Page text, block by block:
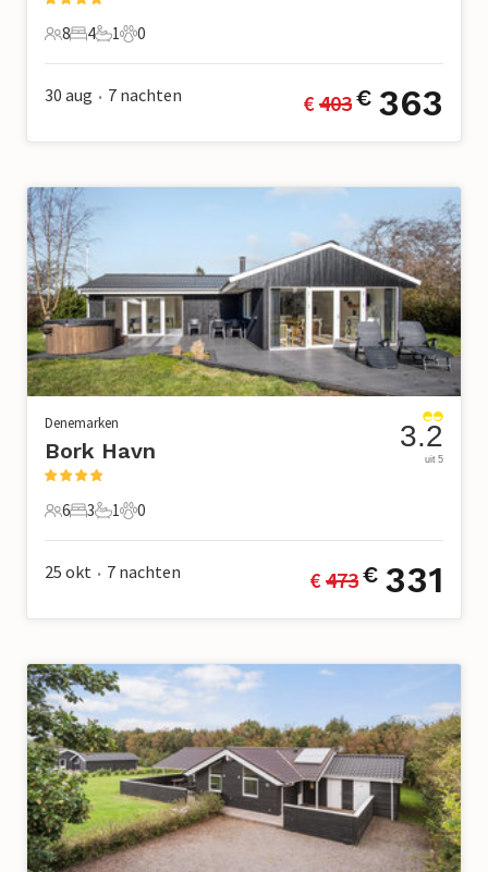
8 Gasten
8
4 Slaapkamers
4
1 Badkamer
1
0 Huisdieren
0
30 aug • 7 nachten € 403€ 363
Denemarken
Bork Havn
6 Gasten
6
3 Slaapkamers
3
1 Badkamer
1
0 Huisdieren
0
3.2
uit 5
25 okt • 7 nachten € 473€ 331